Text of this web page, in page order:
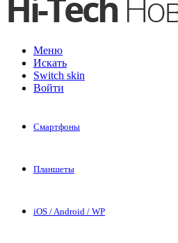
Меню
Искать
Switch skin
Войти
Смартфоны
Планшеты
iOS / Android / WP